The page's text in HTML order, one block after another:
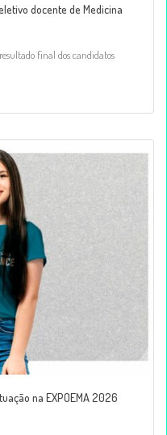
docente de Medicina
final dos candidatos
na EXPOEMA 2026